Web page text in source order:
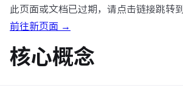
此页面或文档已过期，请点击链接跳转到
前往新页面 →
核心概念